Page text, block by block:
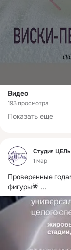
Видео
193 просмотра
Показать еще
Фид
Студия ЦЕЛь
1 мар
Проверенные
фигуры🌟 ...